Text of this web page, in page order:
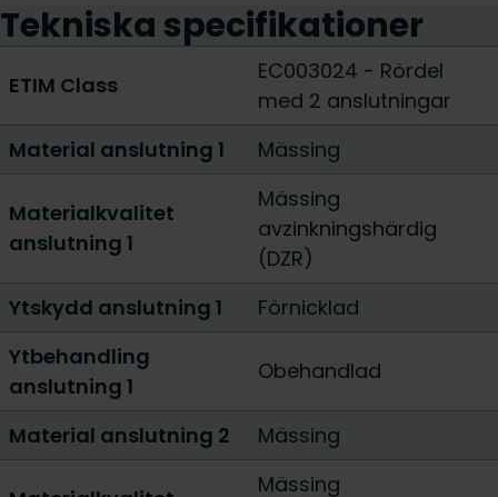
Tekniska specifikationer
ETIM Class
EC003024 - Rördel
med 2 anslutningar
Material anslutning 1
Mässing
Materialkvalitet
anslutning 1
Mässing
avzinkningshärdig
(DZR)
Ytskydd anslutning 1
Förnicklad
Ytbehandling
anslutning 1
Obehandlad
Material anslutning 2 Mässing
Mässing